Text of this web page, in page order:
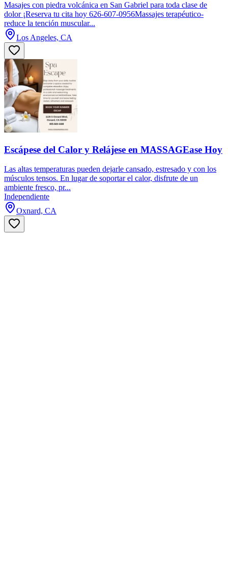
Masajes con piedra volcánica en San Gabriel para toda clase de
dolor ¡Reserva tu cita hoy 626-607-0956Massajes terapéutico-
reduce la tención muscular...
Los Angeles, CA
Escápese del Calor y Relájese en MASSAGEase Hoy
Las altas temperaturas pueden dejarle cansado, estresado y con los
músculos tensos. En lugar de soportar el calor, disfrute de un
ambiente fresco, pr...
Independiente
Oxnard, CA